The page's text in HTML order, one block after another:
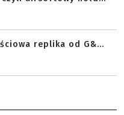
replika od G&...